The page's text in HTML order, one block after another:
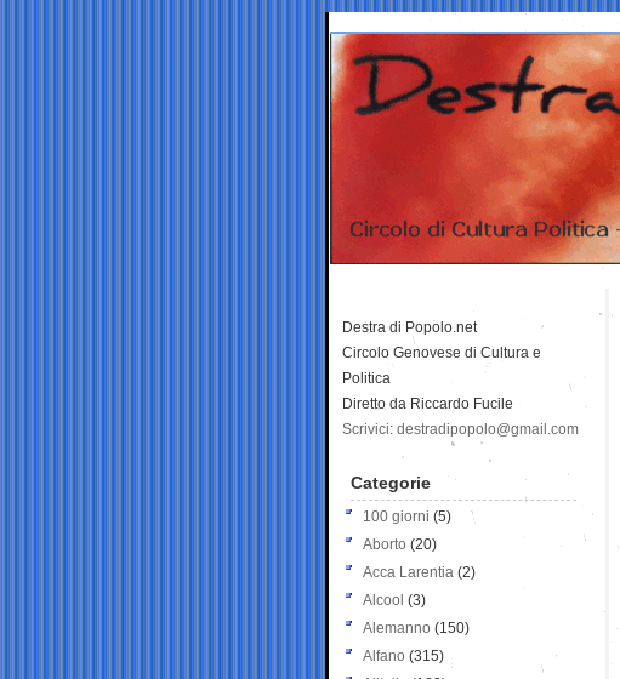
Destra di Popolo.net
Circolo Genovese di Cultura e
Politica
Diretto da Riccardo Fucile
Scrivici: destradipopolo@gmail.com
Categorie
100 giorni (5)
Aborto (20)
Acca Larentia (2)
Alcool (3)
Alemanno (150)
Alfano (315)